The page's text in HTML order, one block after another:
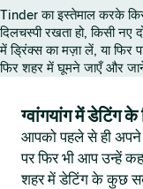
Tinder का इस्तेमाल करके
दिलचस्पी रखता हो, किसी नए
में ड्रिंक्स का मज़ा लें, या
फिर शहर में घूमने जाएँ और
ग्वांगयांग में डेटिंग
आपको पहले से ही
पर फिर भी आप उन्हें
शहर में डेटिंग के कुछ